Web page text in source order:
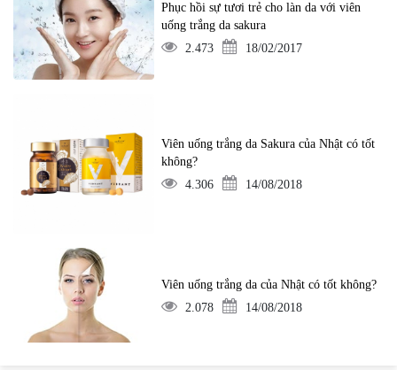
Phục hồi sự tươi trẻ cho làn da với viên
uống trắng da sakura
2.473
18/02/2017
Viên uống trắng da Sakura của Nhật có tốt
không?
4.306
14/08/2018
Viên uống trắng da của Nhật có tốt không?
2.078
14/08/2018